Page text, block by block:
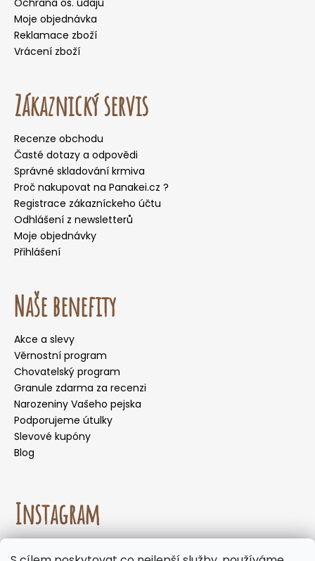
Moje objednávka
Reklamace zboží
Vrácení zboží
Zákaznický servis
Recenze obchodu
Časté dotazy a odpovědi
Správné skladování krmiva
Proč nakupovat na Panakei.cz ?
Registrace zákazníckeho účtu
Odhlášení z newsletterů
Moje objednávky
Přihlášení
Naše benefity
Akce a slevy
Věrnostní program
Chovatelský program
Granule zdarma za recenzi
Narozeniny Vašeho pejska
Podporujeme útulky
Slevové kupóny
Blog
Instagram